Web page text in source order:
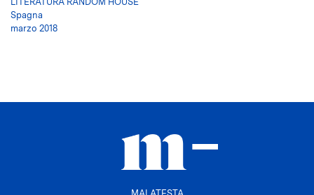
Spagna
marzo 2018